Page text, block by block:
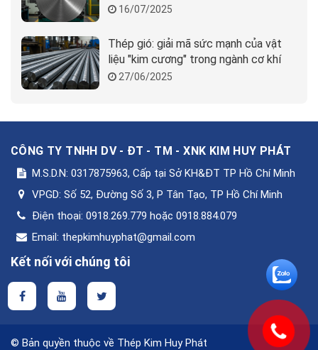
doanh nghiệp
16/07/2025
Thép gió: giải mã sức mạnh của vật
liệu "kim cương" trong ngành cơ khí
27/06/2025
CÔNG TY TNHH DV - ĐT - TM - XNK KIM HUY PHÁT
M.S.D.N: 0317875963, Cấp tại Sở KH&ĐT TP Hồ Chí Minh
VPGD: Số 52, Đường Số 3, P Tân Tạo, TP Hồ Chí Minh
Điện thoại: 0918.269.779 hoặc 0918.884.079
Email: thepkimhuyphat@gmail.com
Kết nối với chúng tôi
© Bản quyền thuộc về Thép Kim Huy Phát